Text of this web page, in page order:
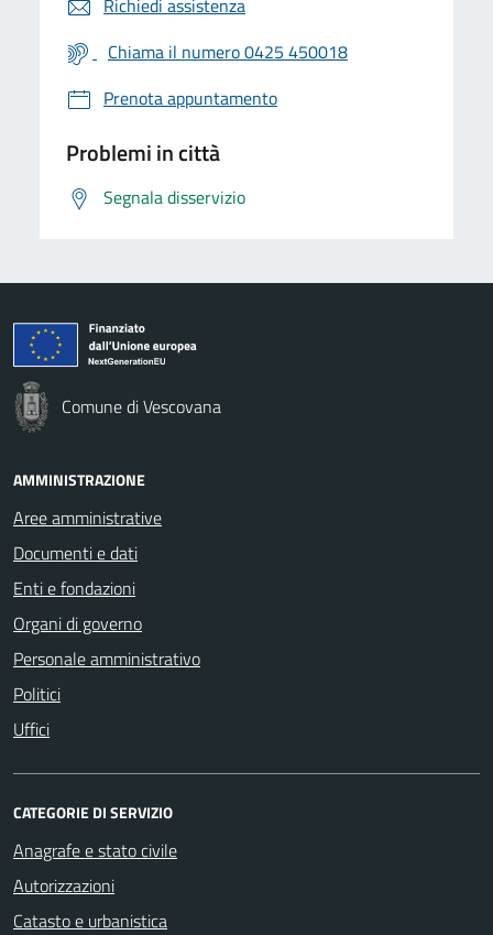
Richiedi assistenza
Chiama il numero 0425 450018
Prenota appuntamento
Problemi in città
Segnala disservizio
Comune di Vescovana
AMMINISTRAZIONE
Aree amministrative
Documenti e dati
Enti e fondazioni
Organi di governo
Personale amministrativo
Politici
Uffici
CATEGORIE DI SERVIZIO
Anagrafe e stato civile
Autorizzazioni
Catasto e urbanistica